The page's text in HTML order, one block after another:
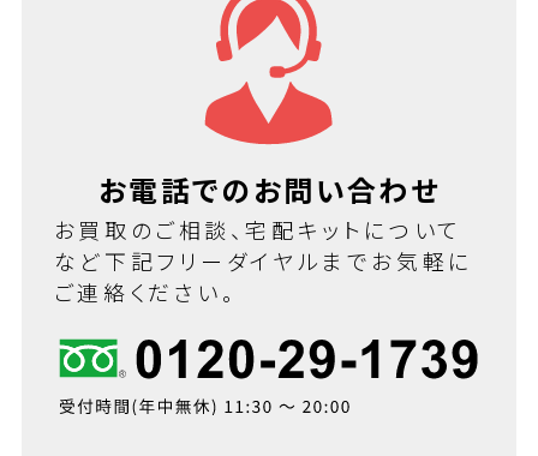
お電話でのお問い合わせ
お買取のご相談、宅配キットについて
など下記フリーダイヤルまでお気軽に
ご連絡ください。